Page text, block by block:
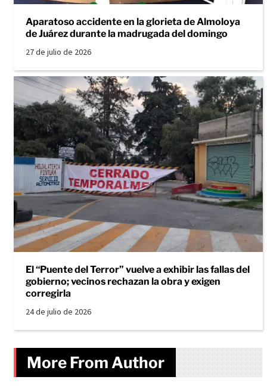
Aparatoso accidente en la glorieta de Almoloya
de Juárez durante la madrugada del domingo
27 de julio de 2026
El “Puente del Terror” vuelve a exhibir las fallas del
gobierno; vecinos rechazan la obra y exigen
corregirla
24 de julio de 2026
More From Author